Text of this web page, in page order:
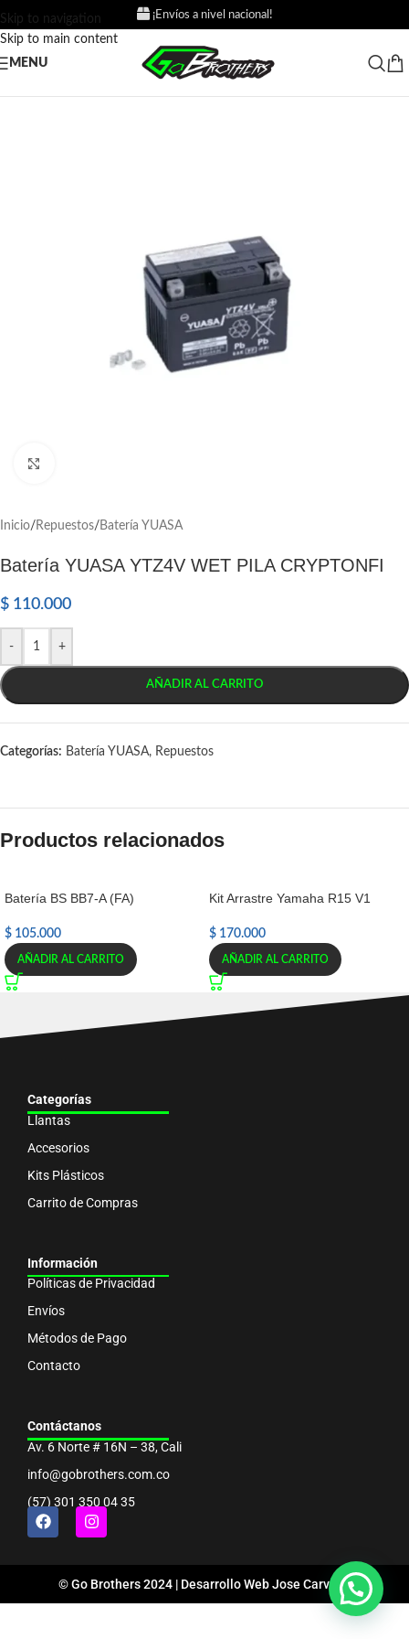
Skip to navigation
Skip to main content
¡Envíos a nivel nacional!
MENU
Inicio/ Repuestos/ Batería YUASA
Batería YUASA YTZ4V WET PILA CRYPTONFI
$ 110.000
- +
AÑADIR AL CARRITO
Categorías: Batería YUASA, Repuestos
Productos relacionados
Batería BS BB7-A (FA)
$ 105.000
AÑADIR AL CARRITO
Kit Arrastre Yamaha R15 V1
$ 170.000
AÑADIR AL CARRITO
Categorías
Llantas
Accesorios
Kits Plásticos
Carrito de Compras
Información
Políticas de Privacidad
Envíos
Métodos de Pago
Contacto
Contáctanos
Av. 6 Norte # 16N – 38, Cali
info@gobrothers.com.co
(57) 301 350 04 35
© Go Brothers 2024 | Desarrollo WebJose Carvajal